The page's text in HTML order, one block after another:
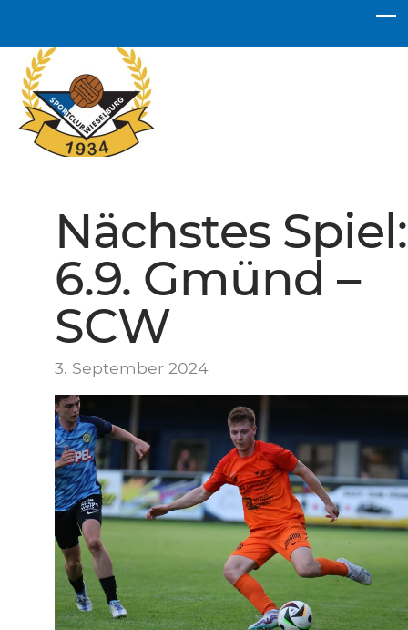
Nächstes Spiel:
6.9. Gmünd –
SCW
3. September 2024